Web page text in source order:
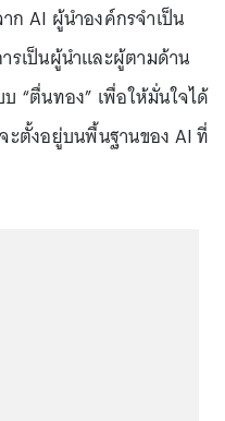
ก AI ผู้นำองค์กรจำเป็น
รเป็นผู้นำและผู้ตามด้าน
“ตื่นทอง” เพื่อให้มั่นใจได้
ะตั้งอยู่บนพื้นฐานของ AI ที่